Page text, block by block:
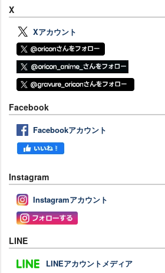
X
Xアカウント
Facebook
Facebookアカウント
Instagram
Instagramアカウント
LINE
LINEアカウントメディア